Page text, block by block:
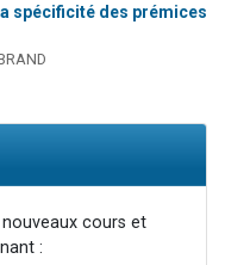
spécificité des prémices
cours et
: